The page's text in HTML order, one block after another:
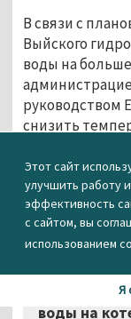
Этот сайт
улучшить работу
эффективность
с сайтом, вы
использованием
Я
В связи с
Выйского
воды на
руководством
снизить
Об этом АН
хозяйству
холодной
решение
воды на